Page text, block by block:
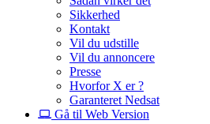
Sikkerhed
Kontakt
Vil du udstille
Vil du annoncere
Presse
Hvorfor X er ?
Garanteret Nedsat
Gå til Web Version